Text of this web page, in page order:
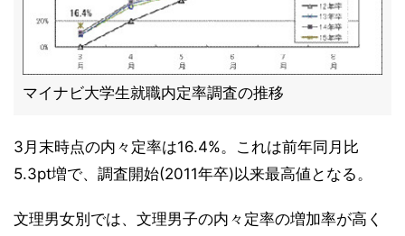
マイナビ大学生就職内定率調査の推移
3月末時点の内々定率は16.4%。これは前年同月比
5.3pt増で、調査開始(2011年卒)以来最高値となる。
文理男女別では、文理男子の内々定率の増加率が高く